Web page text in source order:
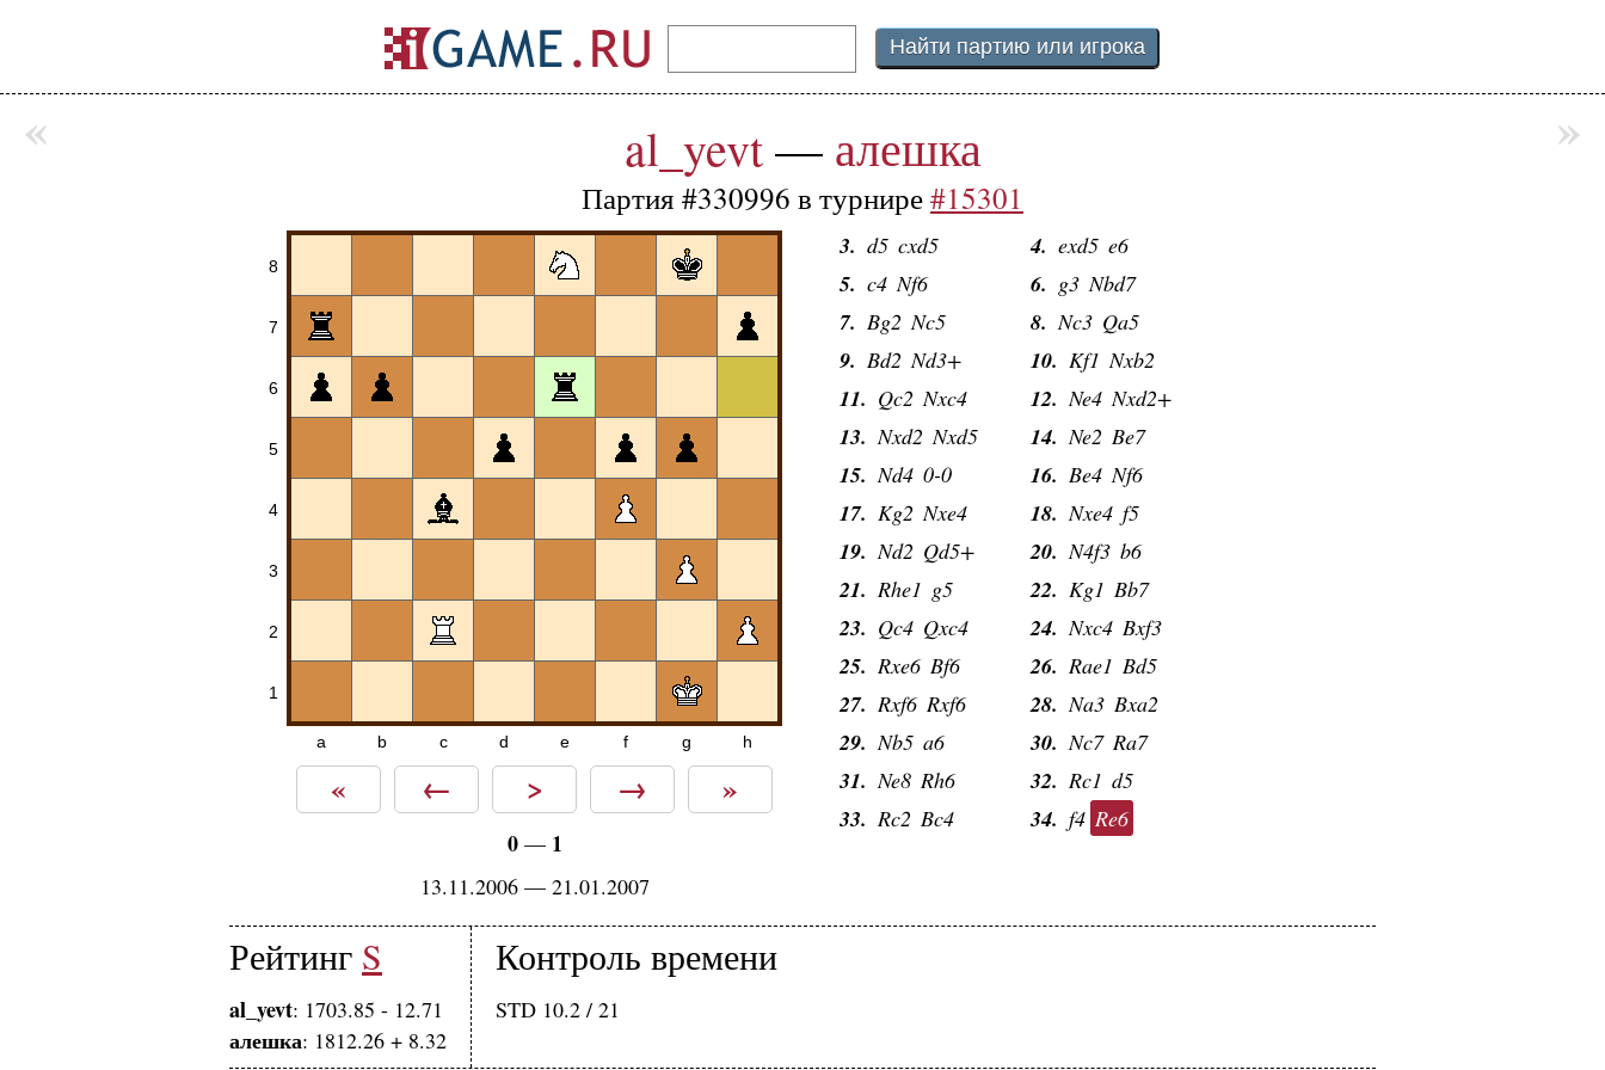
al_yevt— алешка
Партия #330996 в турнире#15301
8
7
6
5
4
3
2
1
a b c d e f g h
« ← > → »
0— 1
13.11.2006 — 21.01.2007
1. e4 d6
3. d5 cxd5 4. exd5 e6
5. c4 Nf6 6. g3 Nbd7
7. Bg2 Nc5 8. Nc3 Qa5
9. Bd2 Nd3+ 10. Kf1 Nxb2
11. Qc2 Nxc4 12. Ne4 Nxd2+
13. Nxd2 Nxd5 14. Ne2 Be7
15. Nd4 0-0 16. Be4 Nf6
17. Kg2 Nxe4 18. Nxe4 f5
19. Nd2 Qd5+ 20. N4f3 b6
21. Rhe1 g5 22. Kg1 Bb7
23. Qc4 Qxc4 24. Nxc4 Bxf3
25. Rxe6 Bf6 26. Rae1 Bd5
27. Rxf6 Rxf6 28. Na3 Bxa2
29. Nb5 a6 30. Nc7 Ra7
31. Ne8 Rh6 32. Rc1 d5
33. Rc2 Bc4 34. f4 Re6
Рейтинг S
al_yevt: 1703.85 - 12.71
алешка: 1812.26 + 8.32
Контроль времени
STD 10.2 / 21
« »